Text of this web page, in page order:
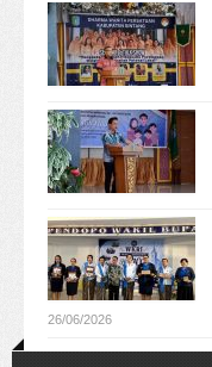
26/06/2026